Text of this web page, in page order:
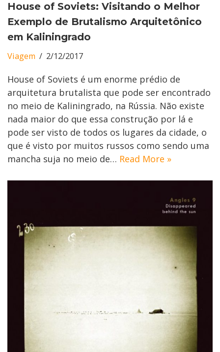
House of Soviets: Visitando o Melhor
Exemplo de Brutalismo Arquitetônico
em Kaliningrado
Viagem 2/12/2017
House of Soviets é um enorme prédio de
arquitetura brutalista que pode ser encontrado
no meio de Kaliningrado, na Rússia. Não existe
nada maior do que essa construção por lá e
pode ser visto de todos os lugares da cidade, o
que é visto por muitos russos como sendo uma
mancha suja no meio de… Read More »